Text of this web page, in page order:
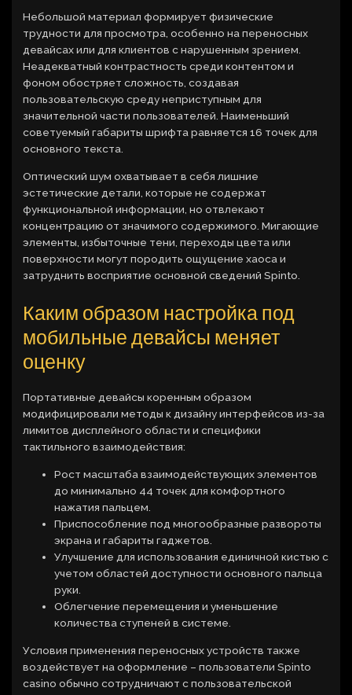
Небольшой материал формирует физические
трудности для просмотра, особенно на переносных
девайсах или для клиентов с нарушенным зрением.
Неадекватный контрастность среди контентом и
фоном обостряет сложность, создавая
пользовательскую среду неприступным для
значительной части пользователей. Наименьший
советуемый габариты шрифта равняется 16 точек для
основного текста.
Оптический шум охватывает в себя лишние
эстетические детали, которые не содержат
функциональной информации, но отвлекают
концентрацию от значимого содержимого. Мигающие
элементы, избыточные тени, переходы цвета или
поверхности могут породить ощущение хаоса и
затруднить восприятие основной сведений Spinto.
Каким образом настройка под
мобильные девайсы меняет
оценку
Портативные девайсы коренным образом
модифицировали методы к дизайну интерфейсов из-за
лимитов дисплейного области и специфики
тактильного взаимодействия:
Рост масштаба взаимодействующих элементов
до минимально 44 точек для комфортного
нажатия пальцем.
Приспособление под многообразные развороты
экрана и габариты гаджетов.
Улучшение для использования единичной кистью с
учетом областей доступности основного пальца
руки.
Облегчение перемещения и уменьшение
количества ступеней в системе.
Условия применения переносных устройств также
воздействует на оформление – пользователи Spinto
casino обычно сотрудничают с пользовательской